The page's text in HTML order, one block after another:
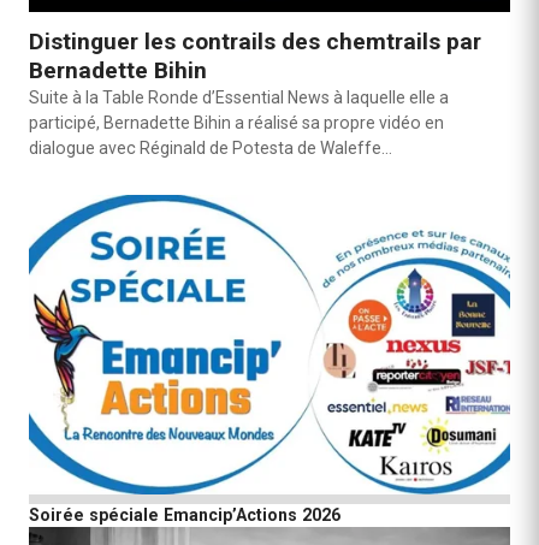
Distinguer les contrails des chemtrails par
Bernadette Bihin
Suite à la Table Ronde d’Essential News à laquelle elle a
participé, Bernadette Bihin a réalisé sa propre vidéo en
dialogue avec Réginald de Potesta de Waleffe…
Soirée spéciale Emancip’Actions 2026